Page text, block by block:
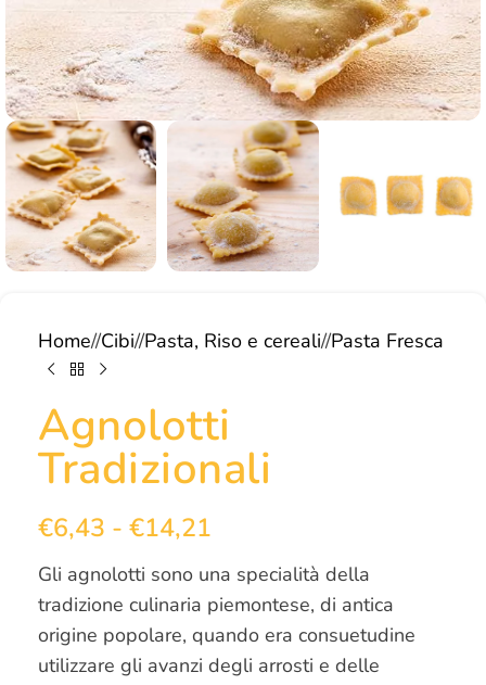
Home/ Cibi/ Pasta, Riso e cereali/ Pasta Fresca
Agnolotti
Tradizionali
€6,43 - €14,21
Gli agnolotti sono una specialità della
tradizione culinaria piemontese, di antica
origine popolare, quando era consuetudine
utilizzare gli avanzi degli arrosti e delle